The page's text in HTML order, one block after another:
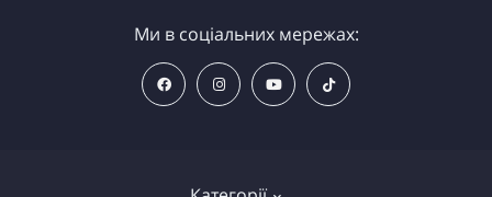
Ми в соціальних мережах: